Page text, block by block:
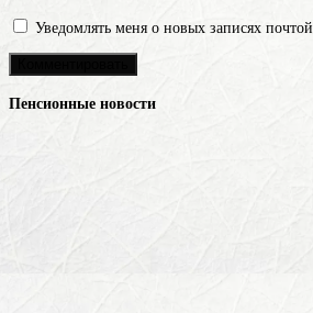
Уведомлять меня о новых записях почтой.
Пенсионные новости